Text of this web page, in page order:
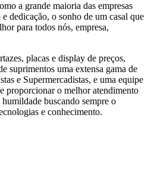
a grande maioria das empresas
dedicação, o sonho de um casal que
para todos nós, empresa,
placas e display de preços,
suprimentos uma extensa gama de
e Supermercadistas, e uma equipe
proporcionar o melhor atendimento
buscando sempre o
e conhecimento.